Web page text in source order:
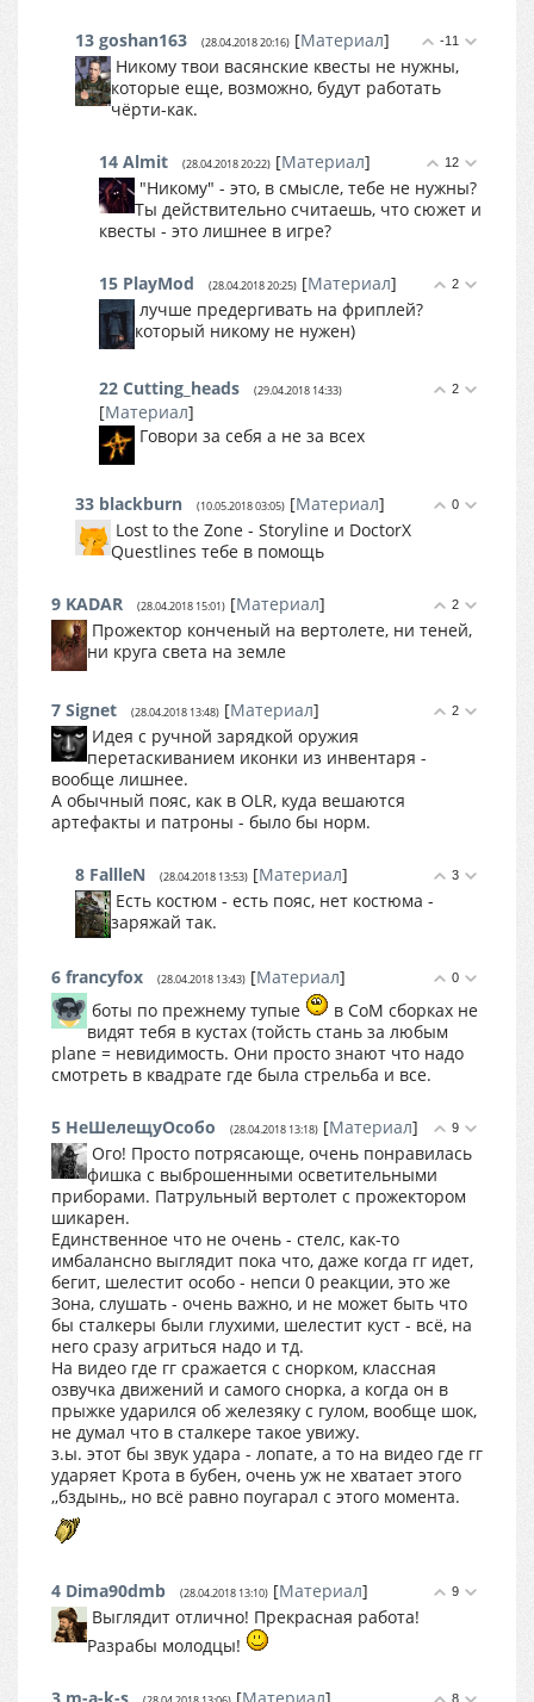
-11
13 goshan163 (28.04.2018 20:16) [Материал]
Никому твои васянские квесты не нужны,
которые еще, возможно, будут работать
чёрти-как.
12
14 Almit (28.04.2018 20:22) [Материал]
"Никому" - это, в смысле, тебе не нужны?
Ты действительно считаешь, что сюжет и
квесты - это лишнее в игре?
2
15 PlayMod (28.04.2018 20:25) [Материал]
лучше предергивать на фриплей?
который никому не нужен)
2
22 Cutting_heads (29.04.2018 14:33)
[Материал]
Говори за себя а не за всех
0
33 blackburn (10.05.2018 03:05) [Материал]
Lost to the Zone - Storyline и DoctorX
Questlines тебе в помощь
2
9 KADAR (28.04.2018 15:01) [Материал]
Прожектор конченый на вертолете, ни теней,
ни круга света на земле
2
7 Signet (28.04.2018 13:48) [Материал]
Идея с ручной зарядкой оружия
перетаскиванием иконки из инвентаря -
вообще лишнее.
А обычный пояс, как в OLR, куда вешаются
артефакты и патроны - было бы норм.
3
8 FallleN (28.04.2018 13:53) [Материал]
Есть костюм - есть пояс, нет костюма -
заряжай так.
0
6 francyfox (28.04.2018 13:43) [Материал]
боты по прежнему тупые
в CoM сборках не
видят тебя в кустах (тойсть стань за любым
plane = невидимость. Они просто знают что надо
смотреть в квадрате где была стрельба и все.
9
5 НеШелещуОсобо (28.04.2018 13:18) [Материал]
Ого! Просто потрясающе, очень понравилась
фишка с выброшенными осветительными
приборами. Патрульный вертолет с прожектором
шикарен.
Единственное что не очень - стелс, как-то
имбалансно выглядит пока что, даже когда гг идет,
бегит, шелестит особо - непси 0 реакции, это же
Зона, слушать - очень важно, и не может быть что
бы сталкеры были глухими, шелестит куст - всё, на
него сразу агриться надо и тд.
На видео где гг сражается с снорком, классная
озвучка движений и самого снорка, а когда он в
прыжке ударился об железяку с гулом, вообще шок,
не думал что в сталкере такое увижу.
з.ы. этот бы звук удара - лопате, а то на видео где гг
ударяет Крота в бубен, очень уж не хватает этого
,,бздынь,, но всё равно поугарал с этого момента.
9
4 Dima90dmb (28.04.2018 13:10) [Материал]
Выглядит отлично! Прекрасная работа!
Разрабы молодцы!
8